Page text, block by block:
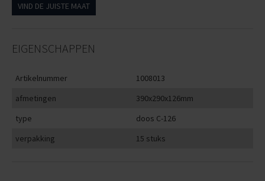
VIND DE JUISTE MAAT
EIGENSCHAPPEN
Artikelnummer
1008013
afmetingen
390x290x126mm
type
doos C-126
verpakking
15 stuks